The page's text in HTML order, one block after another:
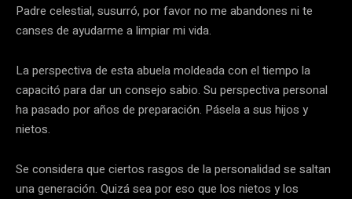
Padre celestial, susurró, por favor no me abandones ni te
canses de ayudarme a limpiar mi vida.
La perspectiva de esta abuela moldeada con el tiempo la
capacitó para dar un consejo sabio. Su perspectiva personal
ha pasado por años de preparación. Pásela a sus hijos y
nietos.
Se considera que ciertos rasgos de la personalidad se saltan
una generación. Quizá sea por eso que los nietos y los